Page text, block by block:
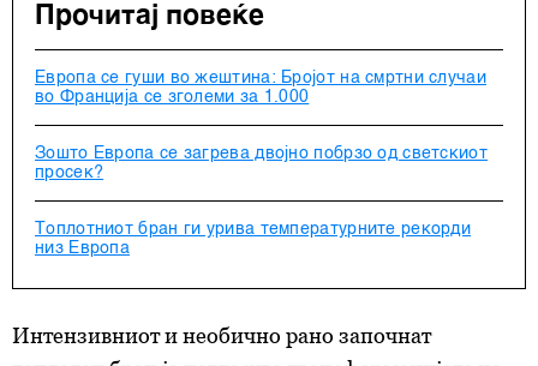
Прочитај повеќе
Европа се гуши во жештина: Бројот на смртни случаи
во Франција се зголеми за 1.000
Зошто Европа се загрева двојно побрзо од светскиот
просек?
Топлотниот бран ги урива температурните рекорди
низ Европа
Интензивниот и необично рано започнат